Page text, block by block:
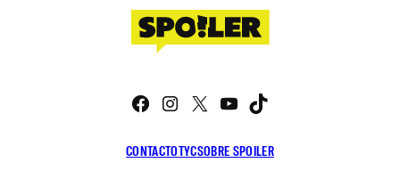
CONTACTOTYCSOBRE SPOILER
Facebook
Instagram
X YouTube